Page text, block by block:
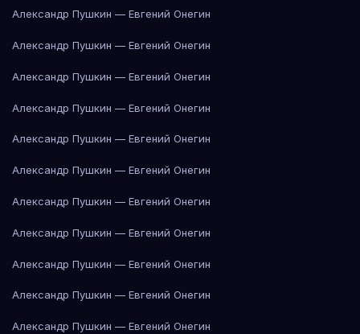
Александр Пушкин — Евгений Онегин
Александр Пушкин — Евгений Онегин
Александр Пушкин — Евгений Онегин
Александр Пушкин — Евгений Онегин
Александр Пушкин — Евгений Онегин
Александр Пушкин — Евгений Онегин
Александр Пушкин — Евгений Онегин
Александр Пушкин — Евгений Онегин
Александр Пушкин — Евгений Онегин
Александр Пушкин — Евгений Онегин
Александр Пушкин — Евгений Онегин